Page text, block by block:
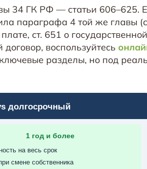
34 ГК РФ — статьи 606–625.
параграфа 4 той же главы
ст. 651 о государственной
воспользуйтесь
разделы, но под